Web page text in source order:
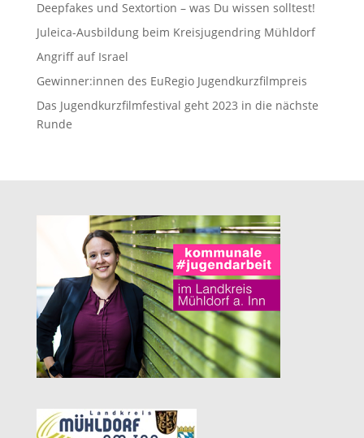
Deepfakes und Sextortion – was Du wissen solltest!
Juleica-Ausbildung beim Kreisjugendring Mühldorf
Angriff auf Israel
Gewinner:innen des EuRegio Jugendkurzfilmpreis
Das Jugendkurzfilmfestival geht 2023 in die nächste
Runde